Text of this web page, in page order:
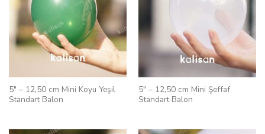
5″ – 12,50 cm Mini Koyu Yeşil
Standart Balon
5″ – 12,50 cm Mini Şeffaf
Standart Balon